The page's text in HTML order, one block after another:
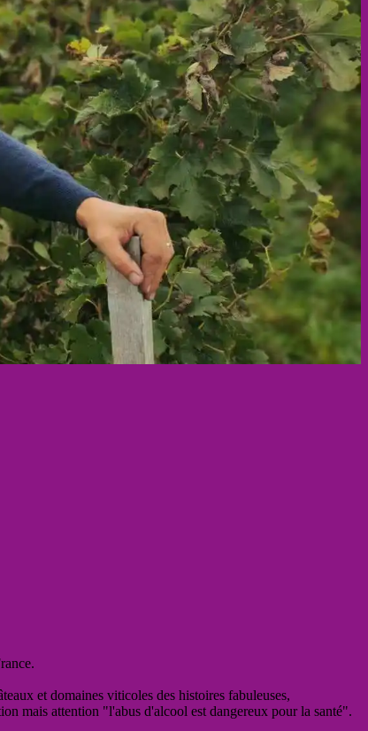
et domaines viticoles des histoires fabuleuses,
mais attention "l'abus d'alcool est dangereux pour la santé".